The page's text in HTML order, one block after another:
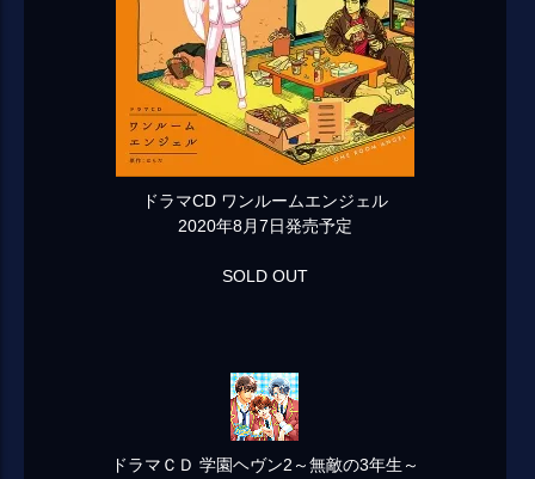
ドラマCD ワンルームエンジェル
2020年8月7日発売予定
SOLD OUT
ドラマＣＤ 学園ヘヴン2～無敵の3年生～